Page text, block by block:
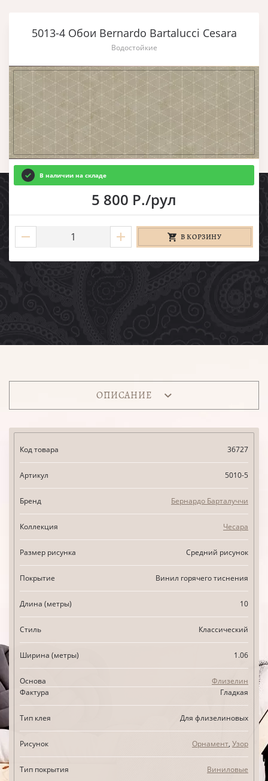
5013-4 Обои Bernardo Bartalucci Cesara
Водостойкие
В наличии на складе
5 800 Р./рул
В КОРЗИНУ
ОПИСАНИЕ
Код товара 36727
Артикул 5010-5
Бренд Бернардо Барталуччи
Коллекция Чесара
Размер рисунка Средний рисунок
Покрытие Винил горячего тиснения
Длина (метры) 10
Стиль Классический
Ширина (метры) 1.06
Основа
Флизелин
Фактура
Гладкая
Тип клея Для флизелиновых
Рисунок Орнамент, Узор
Тип покрытия Виниловые